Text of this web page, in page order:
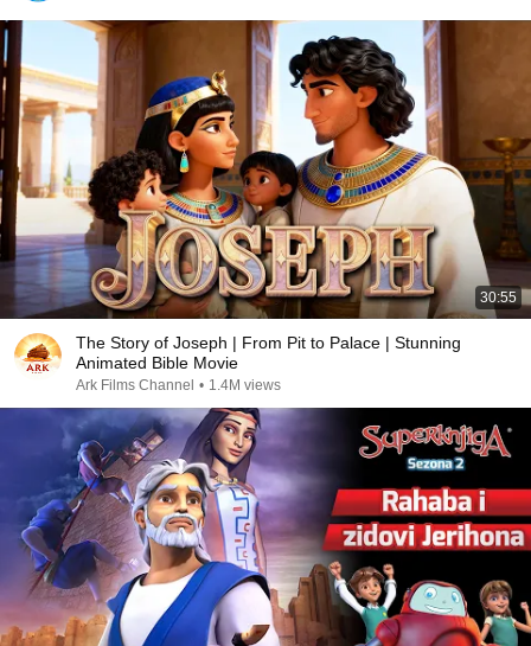
30:55
The Story of Joseph | From Pit to Palace | Stunning
Animated Bible Movie
Ark Films Channel • 1.4M views